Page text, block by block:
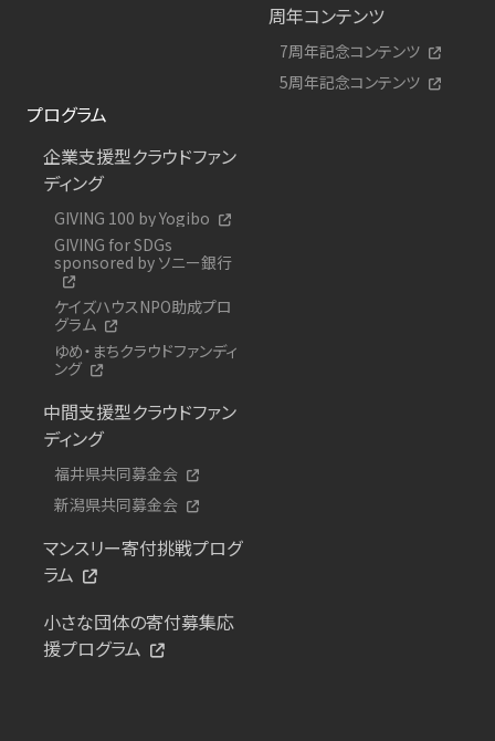
周年コンテンツ
7周年記念コンテンツ
5周年記念コンテンツ
プログラム
企業支援型クラウドファン
ディング
GIVING 100 by Yogibo
GIVING for SDGs
sponsored by ソニー銀行
ケイズハウスNPO助成プロ
グラム
ゆめ・まちクラウドファンディ
ング
中間支援型クラウドファン
ディング
福井県共同募金会
新潟県共同募金会
マンスリー寄付挑戦プログ
ラム
小さな団体の寄付募集応
援プログラム